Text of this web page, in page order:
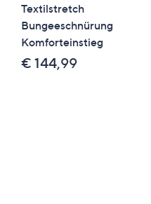
Textilstretch
Bungeeschnürung
Komforteinstieg
€ 144,99